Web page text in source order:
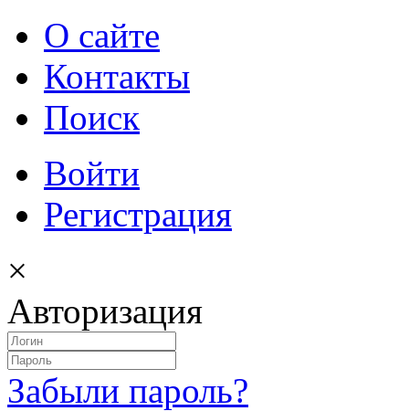
О сайте
Контакты
Поиск
Войти
Регистрация
×
Авторизация
Забыли пароль?